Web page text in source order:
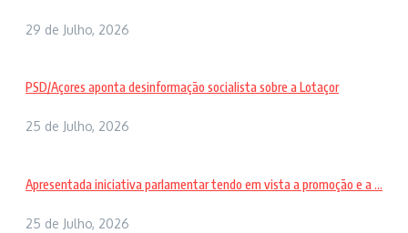
29 de Julho, 2026
PSD/Açores aponta desinformação socialista sobre a Lotaçor
25 de Julho, 2026
Apresentada iniciativa parlamentar tendo em vista a promoção e a ...
25 de Julho, 2026